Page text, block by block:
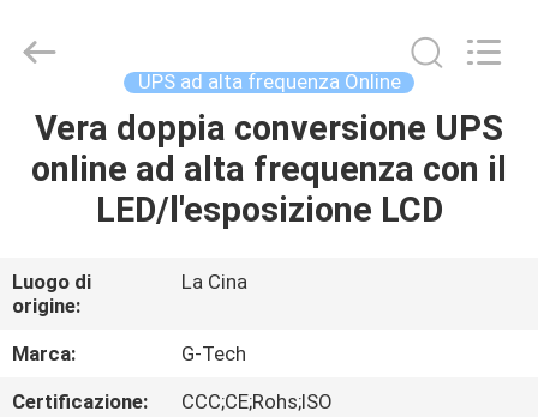
CASA.
PRODOTTI
SU
DI
NOI
TECH
POWER
Reserved.
UPS ad alta frequenza Online
Vera doppia conversione UPS
online ad alta frequenza con il
LED/l'esposizione LCD
Luogo di
origine:
La Cina
Marca:
G-Tech
Certificazione:
CCC;CE;Rohs;ISO